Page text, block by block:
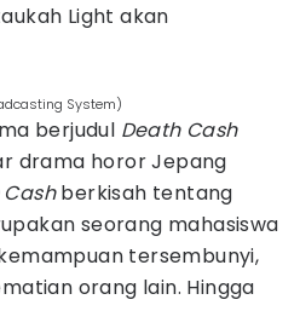
Light akan
System)
berjudul Death Cash
drama horor Jepang
berkisah tentang
seorang mahasiswa
tersembunyi,
orang lain. Hingga